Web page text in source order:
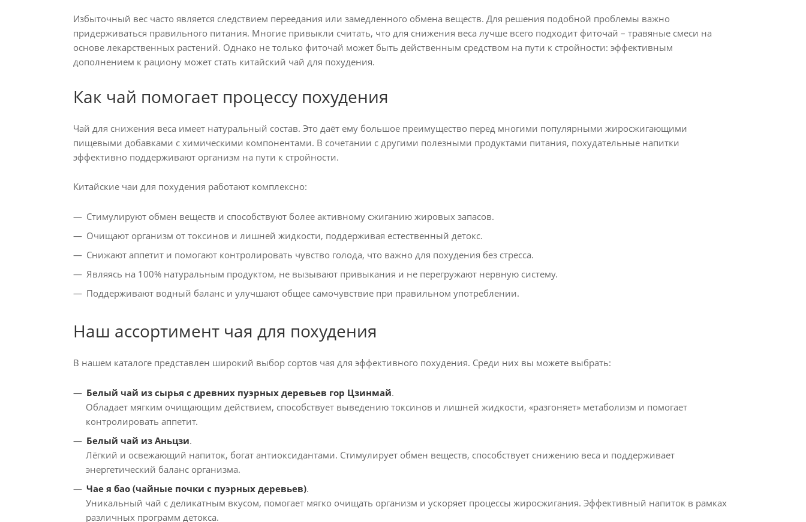
Избыточный вес часто является следствием переедания или замедленного обмена веществ. Для решения подобной проблемы важно
придерживаться правильного питания. Многие привыкли считать, что для снижения веса лучше всего подходит фиточай – травяные смеси на
основе лекарственных растений. Однако не только фиточай может быть действенным средством на пути к стройности: эффективным
дополнением к рациону может стать китайский чай для похудения.
Как чай помогает процессу похудения
Чай для снижения веса имеет натуральный состав. Это даёт ему большое преимущество перед многими популярными жиросжигающими
пищевыми добавками с химическими компонентами. В сочетании с другими полезными продуктами питания, похудательные напитки
эффективно поддерживают организм на пути к стройности.
Китайские чаи для похудения работают комплексно:
Стимулируют обмен веществ и способствуют более активному сжиганию жировых запасов.
Очищают организм от токсинов и лишней жидкости, поддерживая естественный детокс.
Снижают аппетит и помогают контролировать чувство голода, что важно для похудения без стресса.
Являясь на 100% натуральным продуктом, не вызывают привыкания и не перегружают нервную систему.
Поддерживают водный баланс и улучшают общее самочувствие при правильном употреблении.
Наш ассортимент чая для похудения
В нашем каталоге представлен широкий выбор сортов чая для эффективного похудения. Среди них вы можете выбрать:
Белый чай из сырья с древних пуэрных деревьев гор Цзинмай.
Обладает мягким очищающим действием, способствует выведению токсинов и лишней жидкости, «разгоняет» метаболизм и помогает
контролировать аппетит.
Белый чай из Аньцзи.
Лёгкий и освежающий напиток, богат антиоксидантами. Стимулирует обмен веществ, способствует снижению веса и поддерживает
энергетический баланс организма.
Чае я бао (чайные почки с пуэрных деревьев).
Уникальный чай с деликатным вкусом, помогает мягко очищать организм и ускоряет процессы жиросжигания. Эффективный напиток в рамках
различных программ детокса.